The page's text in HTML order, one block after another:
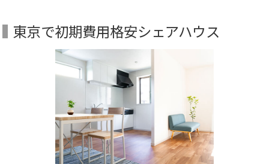
東京で初期費用格安シェアハウス